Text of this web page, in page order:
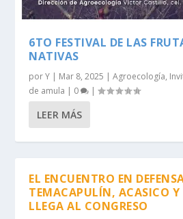
6TO FESTIVAL DE LAS
NATIVAS
porY | Mar 8, 2025 |Agroecología,
de amula | 0 |
LEER MÁS
EL ENCUENTRO EN
TEMACAPULÍN, ACASICO Y
LLEGA AL CONGRESO